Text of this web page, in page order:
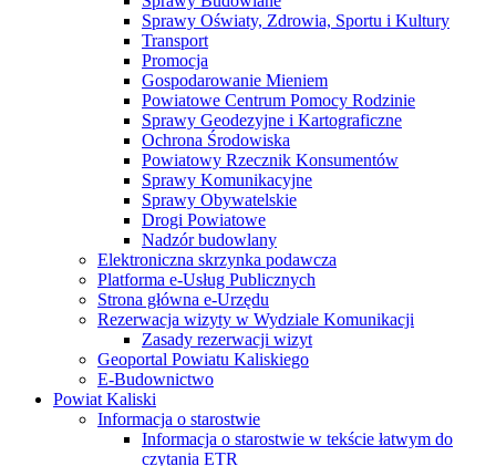
Sprawy Oświaty, Zdrowia, Sportu i Kultury
Transport
Promocja
Gospodarowanie Mieniem
Powiatowe Centrum Pomocy Rodzinie
Sprawy Geodezyjne i Kartograficzne
Ochrona Środowiska
Powiatowy Rzecznik Konsumentów
Sprawy Komunikacyjne
Sprawy Obywatelskie
Drogi Powiatowe
Nadzór budowlany
Elektroniczna skrzynka podawcza
Platforma e-Usług Publicznych
Strona główna e-Urzędu
Rezerwacja wizyty w Wydziale Komunikacji
Zasady rezerwacji wizyt
Geoportal Powiatu Kaliskiego
E-Budownictwo
Powiat Kaliski
Informacja o starostwie
Informacja o starostwie w tekście łatwym do
czytania ETR